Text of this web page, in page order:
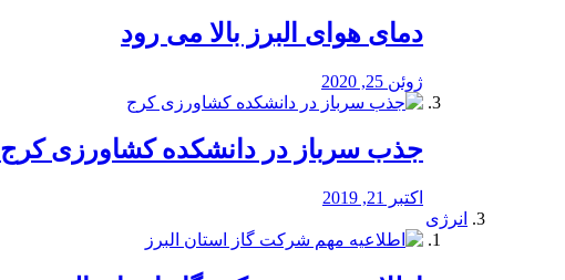
دمای هوای البرز بالا می رود
ژوئن 25, 2020
جذب سرباز در دانشکده کشاورزی کرج
اکتبر 21, 2019
انرژی